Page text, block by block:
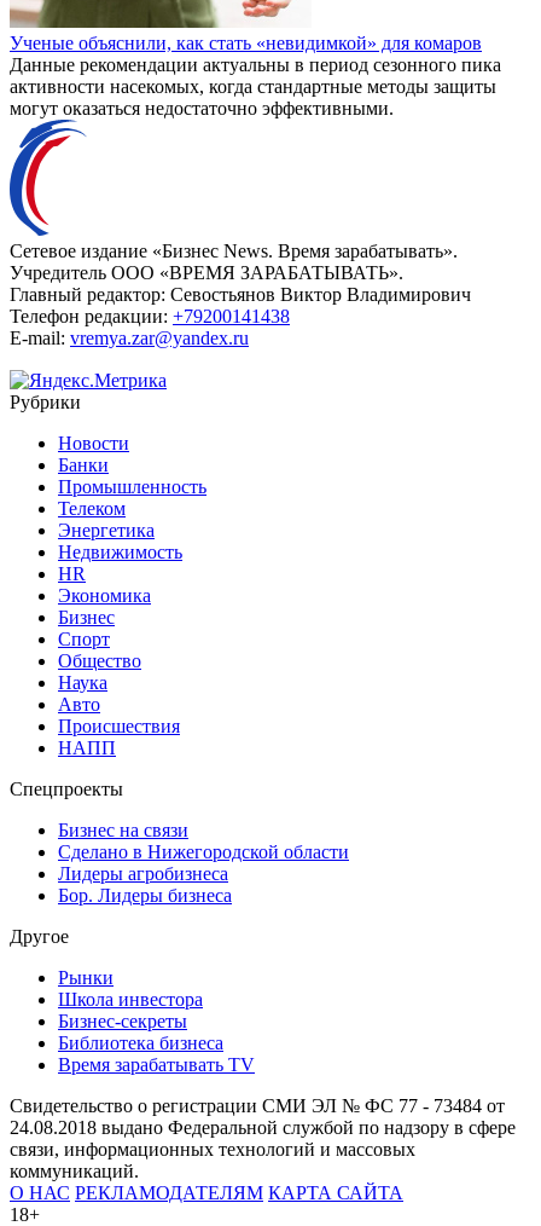
Ученые объяснили, как стать «невидимкой» для комаров
Данные рекомендации актуальны в период сезонного пика
активности насекомых, когда стандартные методы защиты
могут оказаться недостаточно эффективными.
Сетевое издание «Бизнес News. Время зарабатывать».
Учредитель ООО «ВРЕМЯ ЗАРАБАТЫВАТЬ».
Главный редактор: Севостьянов Виктор Владимирович
Телефон редакции: +79200141438
E-mail: vremya.zar@yandex.ru
Рубрики
Новости
Банки
Промышленность
Телеком
Энергетика
Недвижимость
HR
Экономика
Бизнес
Спорт
Общество
Наука
Авто
Происшествия
НАПП
Спецпроекты
Бизнес на связи
Сделано в Нижегородской области
Лидеры агробизнеса
Бор. Лидеры бизнеса
Другое
Рынки
Школа инвестора
Бизнес-секреты
Библиотека бизнеса
Время зарабатывать TV
Свидетельство о регистрации СМИ ЭЛ № ФС 77 - 73484 от
24.08.2018 выдано Федеральной службой по надзору в сфере
связи, информационных технологий и массовых
коммуникаций.
О НАС РЕКЛАМОДАТЕЛЯМ КАРТА САЙТА
18+